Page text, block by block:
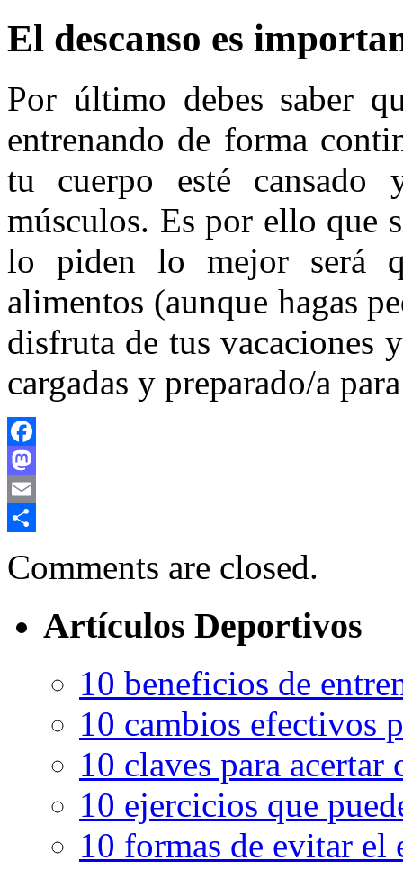
El descanso es
Por último debes saber
entrenando de forma
tu cuerpo esté cansado
músculos. Es por ello que
lo piden lo mejor será
alimentos (aunque hagas
disfruta de tus vacaciones
cargadas y preparado/a
Facebook
Mastodon
Email
Comments are closed.
Artículos Deportivos
10 beneficios de
10 cambios efectivos
10 claves para
10 ejercicios que
10 formas de evitar